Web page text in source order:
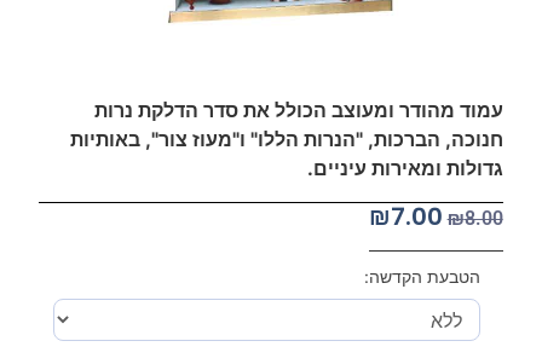
עמוד מהודר ומעוצב הכולל את סדר הדלקת נרות
חנוכה, הברכות, "הנרות הללו" ו"מעוז צור", באותיות
גדולות ומאירות עיניים.
₪8.00
₪7.00
הטבעת הקדשה: